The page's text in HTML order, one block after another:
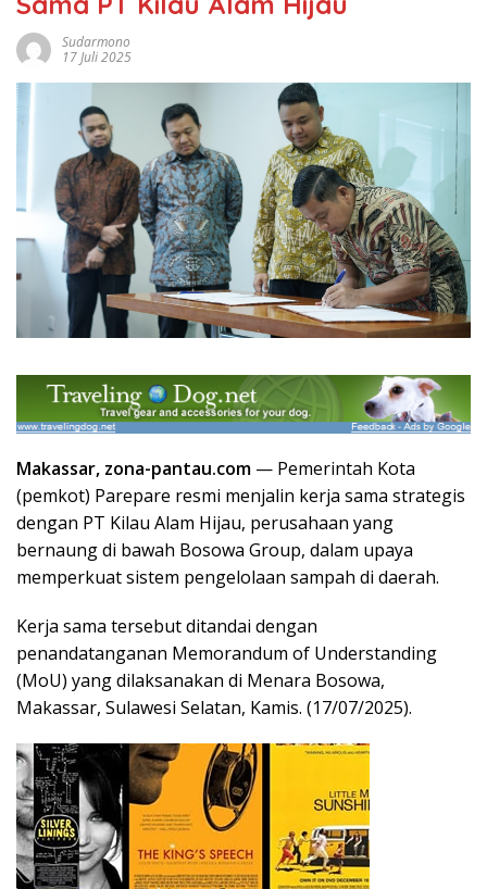
Sudarmono
17 Juli 2025
Makassar, zona-pantau.com — Pemerintah Kota
(pemkot) Parepare resmi menjalin kerja sama strategis
dengan PT Kilau Alam Hijau, perusahaan yang
bernaung di bawah Bosowa Group, dalam upaya
memperkuat sistem pengelolaan sampah di daerah.
Kerja sama tersebut ditandai dengan
penandatanganan Memorandum of Understanding
(MoU) yang dilaksanakan di Menara Bosowa,
Makassar, Sulawesi Selatan, Kamis. (17/07/2025).